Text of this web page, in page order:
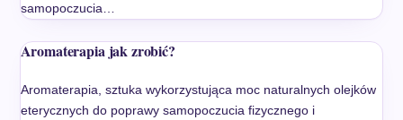
samopoczucia…
Aromaterapia jak zrobić?
Aromaterapia, sztuka wykorzystująca moc naturalnych olejków
eterycznych do poprawy samopoczucia fizycznego i